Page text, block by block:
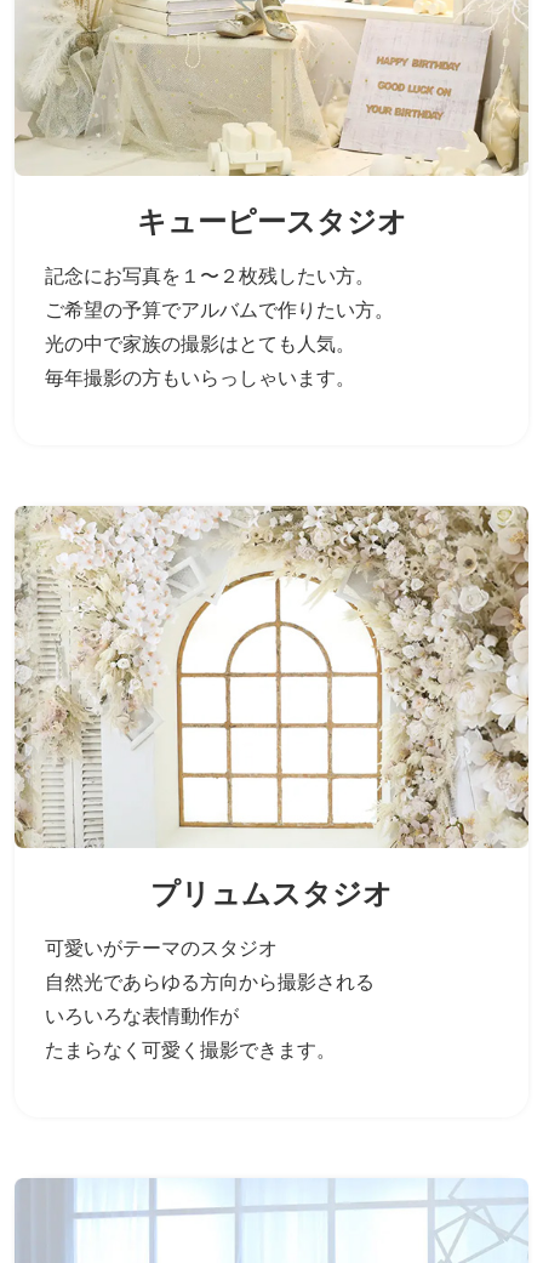
キューピースタジオ
記念にお写真を１〜２枚残したい方。
ご希望の予算でアルバムで作りたい方。
光の中で家族の撮影はとても人気。
毎年撮影の方もいらっしゃいます。
プリュムスタジオ
可愛いがテーマのスタジオ
自然光であらゆる方向から撮影される
いろいろな表情動作が
たまらなく可愛く撮影できます。